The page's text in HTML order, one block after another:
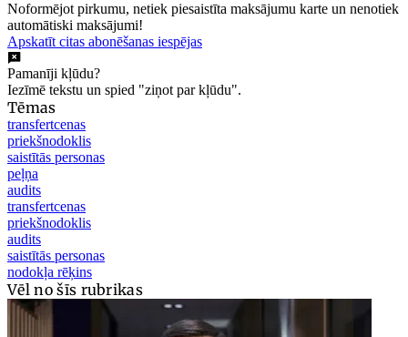
Noformējot pirkumu, netiek piesaistīta maksājumu karte un nenotiek
automātiski maksājumi!
Apskatīt citas abonēšanas iespējas
Pamanīji kļūdu?
Iezīmē tekstu un spied "ziņot par kļūdu".
Tēmas
transfertcenas
priekšnodoklis
saistītās personas
peļņa
audits
transfertcenas
priekšnodoklis
audits
saistītās personas
nodokļa rēķins
Vēl no šīs rubrikas